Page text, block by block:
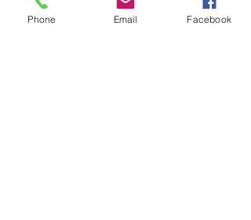
Know more
Phone Email Facebook